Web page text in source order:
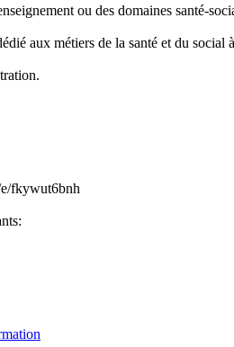
ou des domaines santé-
aux métiers de la santé et du
fkywut6bnh